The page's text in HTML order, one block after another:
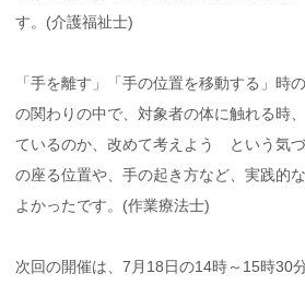
す。(介護福祉士)
「手を離す」「手の位置を移動する」時
の関わりの中で、対象者の体に触れる時
ているのか、改めて考えよう という気
の座る位置や、手の起き方など、実践的
よかったです。(作業療法士)
次回の開催は、7月18日の14時～15時30分